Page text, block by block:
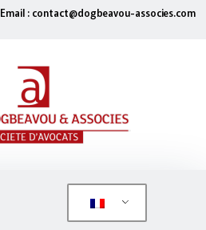
Email : contact@dogbeavou-associes.com